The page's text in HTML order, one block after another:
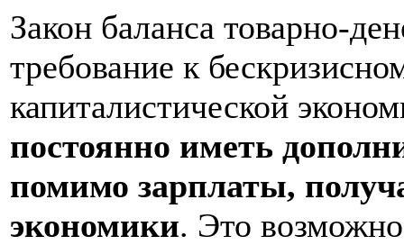
Закон баланса товарно-
требование к
капиталистической
постоянно иметь
помимо зарплаты,
экономики. Это